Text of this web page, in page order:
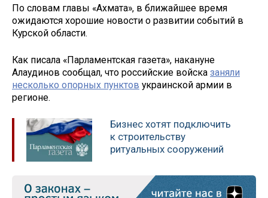
По словам главы «Ахмата», в ближайшее время
ожидаются хорошие новости о развитии событий в
Курской области.
Как писала «Парламентская газета», накануне
Алаудинов сообщал, что российские войска заняли
несколько опорных пунктов украинской армии в
регионе.
Бизнес хотят подключить
к строительству
ритуальных сооружений